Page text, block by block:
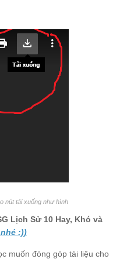
nút tải xuống như hình
Lịch Sử 10 Hay, Khó và
:))
muốn đóng góp tài liệu cho